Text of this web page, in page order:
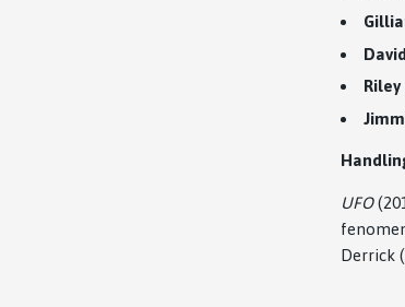
Riley
UFO
Derrick